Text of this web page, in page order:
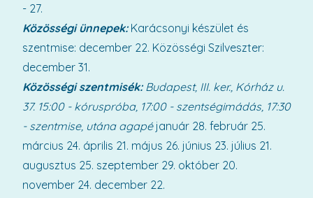
- 27.
Közösségi ünnepek:Karácsonyi készület és
szentmise: december 22. Közösségi Szilveszter:
december 31.
Közösségi szentmisék: Budapest, III. ker., Kórház u.
37. 15:00 - kóruspróba, 17:00 - szentségimádás, 17:30
- szentmise, utána agapéjanuár 28. február 25.
március 24. április 21. május 26. június 23. július 21.
augusztus 25. szeptember 29. október 20.
november 24. december 22.